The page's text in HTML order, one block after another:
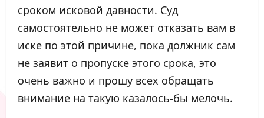
сроком исковой давности. Суд
самостоятельно не может отказать вам в
иске по этой причине, пока должник сам
не заявит о пропуске этого срока, это
очень важно и прошу всех обращать
внимание на такую казалось-бы мелочь.